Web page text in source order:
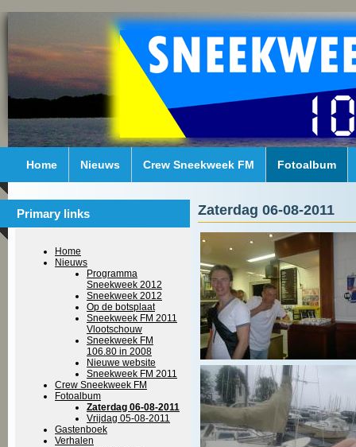
Home Nieuws Crew Sneekweek FM Fotoalbum
Primary links
Home
Nieuws
Programma
Sneekweek 2012
Sneekweek 2012
Op de botsplaat
Sneekweek FM 2011
Vlootschouw
Sneekweek FM
106.80 in 2008
Nieuwe website
Sneekweek FM 2011
Crew Sneekweek FM
Fotoalbum
Zaterdag 06-08-2011
Vrijdag 05-08-2011
Gastenboek
Verhalen
Zaterdag 06-08-2011